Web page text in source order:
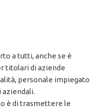
a tutti, anche se è
titolari di aziende
personale impiegato
è di trasmettere le